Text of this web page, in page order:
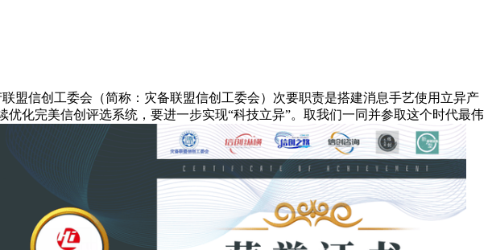
盟信创工委会（简称：灾备联盟信创工委会）次要职责是搭建消息手艺使用立异产
化完美信创评选系统，要进一步实现“科技立异”。取我们一同并参取这个时代最伟